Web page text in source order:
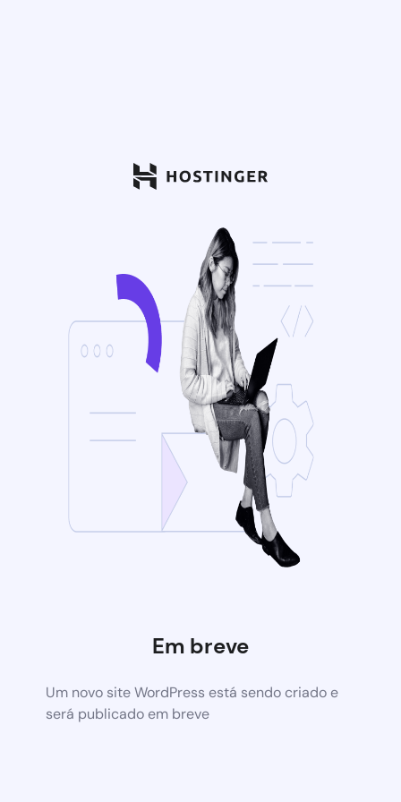
Em breve
Um novo site WordPress está sendo criado e
será publicado em breve